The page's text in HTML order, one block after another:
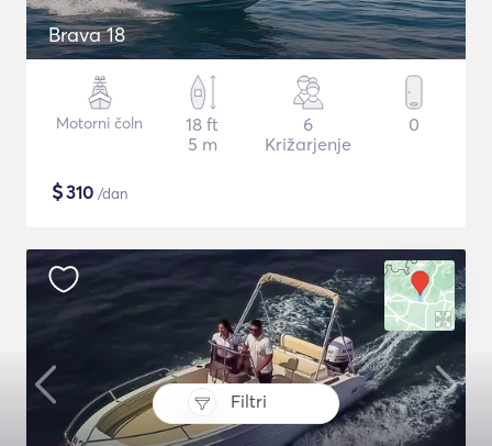
Filtri
Brava 18
Motorni čoln
18 ft
5 m
6
Križarjenje
0
$310 /dan